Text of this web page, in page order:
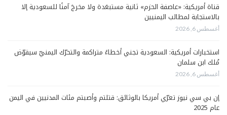
قناة أمريكية: «عاصفة الحزم» ثانية مستبعَدة ولا مخرجَ آمنًا للسعودية إلا
بالاستجابة لمطالب اليمنيين
أغسطس 6, 2026
استخبارات أمريكية: السعودية تجني أخطاءً متراكمة والتحرّك اليمنيّ سيقوّض
مُلك ابن سلمان
أغسطس 6, 2026
إن بي سي نيوز تعرّي أمريكا بالوثائق: قتلتم وأصبتم مئات المدنيين في اليمن
عام 2025